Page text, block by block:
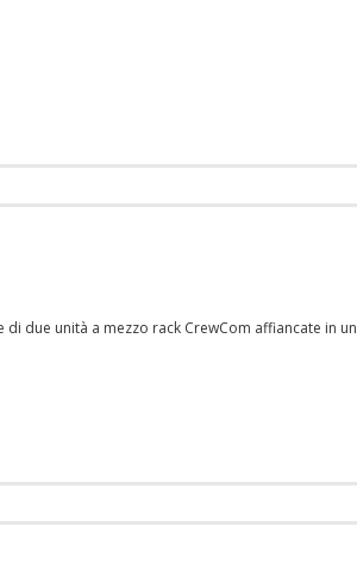
due unità a mezzo rack CrewCom affiancate in un